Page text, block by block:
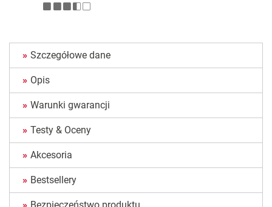
Szczegółowe dane
Opis
Warunki gwarancji
Testy & Oceny
Akcesoria
Bestsellery